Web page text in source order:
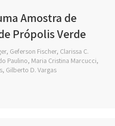
Amostra de
Própolis Verde
Geferson Fischer, Clarissa C.
Paulino, Maria Cristina Marcucci,
Gilberto D. Vargas